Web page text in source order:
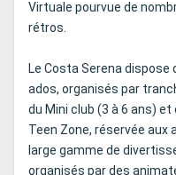
Virtuale pourvue de
rétros.
Le Costa Serena
ados, organisés par
du Mini club (3 à 6 ans) et
Teen Zone, réservée aux
large gamme de
organisés par des